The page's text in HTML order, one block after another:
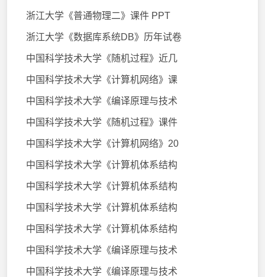
浙江大学《普通物理二》课件 PPT
浙江大学《数据库系统DB》历年试卷
中国科学技术大学《随机过程》近几
中国科学技术大学《计算机网络》课
中国科学技术大学《编译原理与技术
中国科学技术大学《随机过程》课件
中国科学技术大学《计算机网络》20
中国科学技术大学《计算机体系结构
中国科学技术大学《计算机体系结构
中国科学技术大学《计算机体系结构
中国科学技术大学《计算机体系结构
中国科学技术大学《编译原理与技术
中国科学技术大学《编译原理与技术